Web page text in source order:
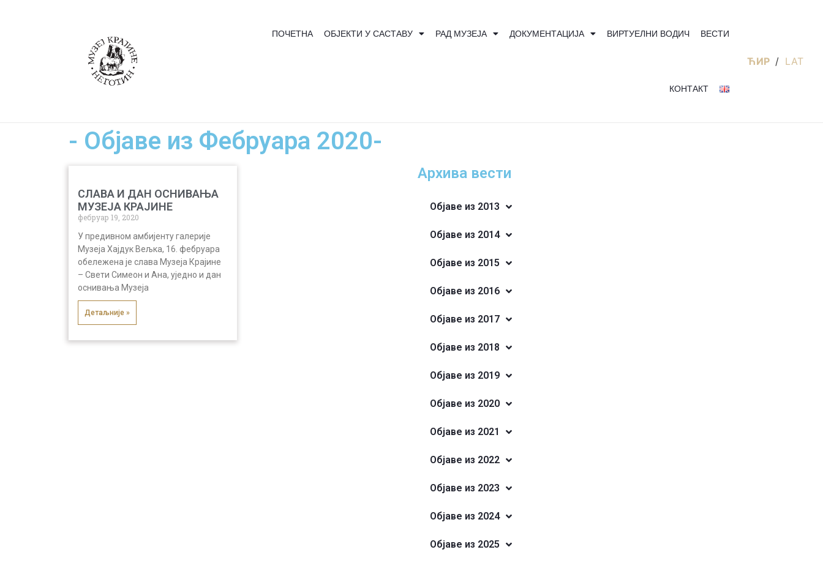
ПОЧЕТНА ОБЈЕКТИ У САСТАВУ РАД МУЗЕЈА ДОКУМЕНТАЦИЈА ВИРТУЕЛНИ ВОДИЧ ВЕСТИ
КОНТАКТ
ЋИР / LAT
- Објаве из Фебруара 2020-
СЛАВА И ДАН ОСНИВАЊА
МУЗЕЈА КРАЈИНЕ
фебруар 19, 2020
У предивном амбијенту галерије
Музеја Хајдук Вељка, 16. фебруара
обележена је слава Музеја Крајине
– Свети Симеон и Ана, уједно и дан
оснивања Музеја
Детаљније »
Архива вести
Објаве из 2013
Објаве из 2014
Објаве из 2015
Објаве из 2016
Објаве из 2017
Објаве из 2018
Објаве из 2019
Објаве из 2020
Објаве из 2021
Објаве из 2022
Објаве из 2023
Објаве из 2024
Објаве из 2025